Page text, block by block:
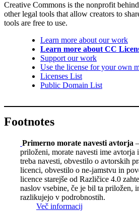
Creative Commons is the nonprofit
other legal tools that allow creators to
tools are free to use.
Learn more about our work
Learn more about CC
Support our work
Use the license for your own
Licenses List
Public Domain List
Footnotes
Primerno morate navesti avtorja
priloženi, morate navesti ime
treba navesti, obvestilo o avtorskih
licenci, obvestilo o ne-jamstvu in
licence starejše od Različice 4.0
naslov vsebine, če je bil ta priložen,
razlikujejo v podrobnostih.
Več informacij